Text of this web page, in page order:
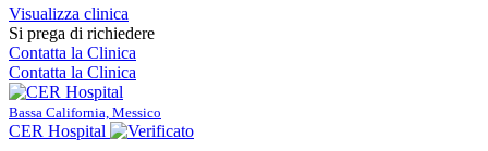
Visualizza clinica
Si prega di richiedere
Contatta la Clinica
Contatta la Clinica
Bassa California, Messico
CER Hospital